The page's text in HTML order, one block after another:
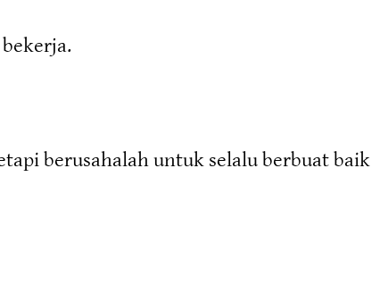
berusahalah untuk selalu berbuat baik